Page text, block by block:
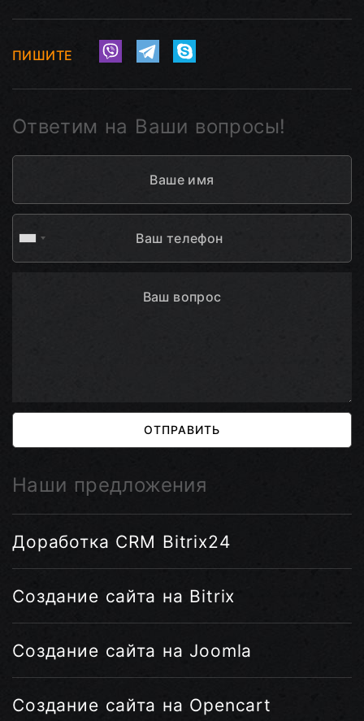
ПИШИТЕ
Ответим на Ваши вопросы!
ОТПРАВИТЬ
Наши предложения
Доработка CRM Bitrix24
Создание сайта на Bitrix
Создание сайта на Joomla
Создание сайта на Opencart